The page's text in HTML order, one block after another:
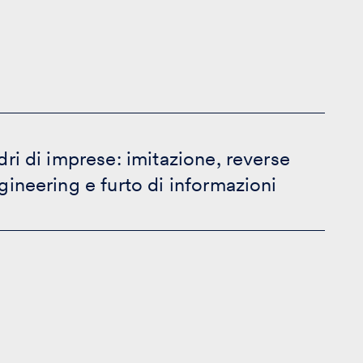
di imprese: imitazione, reverse
e furto di informazioni